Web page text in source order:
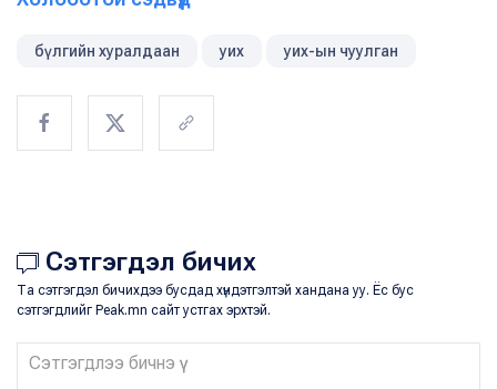
бүлгийн хуралдаан уих уих-ын чуулган
Сэтгэгдэл бичих
Та сэтгэгдэл бичихдээ бусдад хүндэтгэлтэй хандана уу. Ёс бус
сэтгэгдлийг Peak.mn сайт устгах эрхтэй.